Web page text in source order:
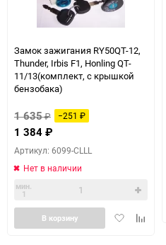
Замок зажигания RY50QT-12,
Thunder, Irbis F1, Honling QT-
11/13(комплект, с крышкой
бензобака)
1 635₽ −251 ₽
1 384 ₽
Артикул: 6099-CLLL
Нет в наличии
мин.
1
Добавить
В корзину